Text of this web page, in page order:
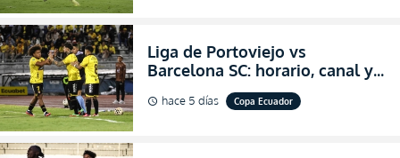
Liga de Portoviejo vs
Barcelona SC: horario, canal y
dónde ver EN VIVO los octavos
de final de la Copa Ecuador
schedule hace 5 días Copa Ecuador